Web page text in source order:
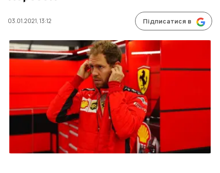
03.01.2021, 13:12 Підписатися в